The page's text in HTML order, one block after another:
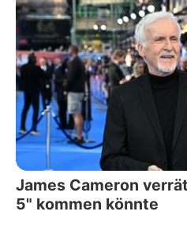
James Cameron
5" kommen könnte